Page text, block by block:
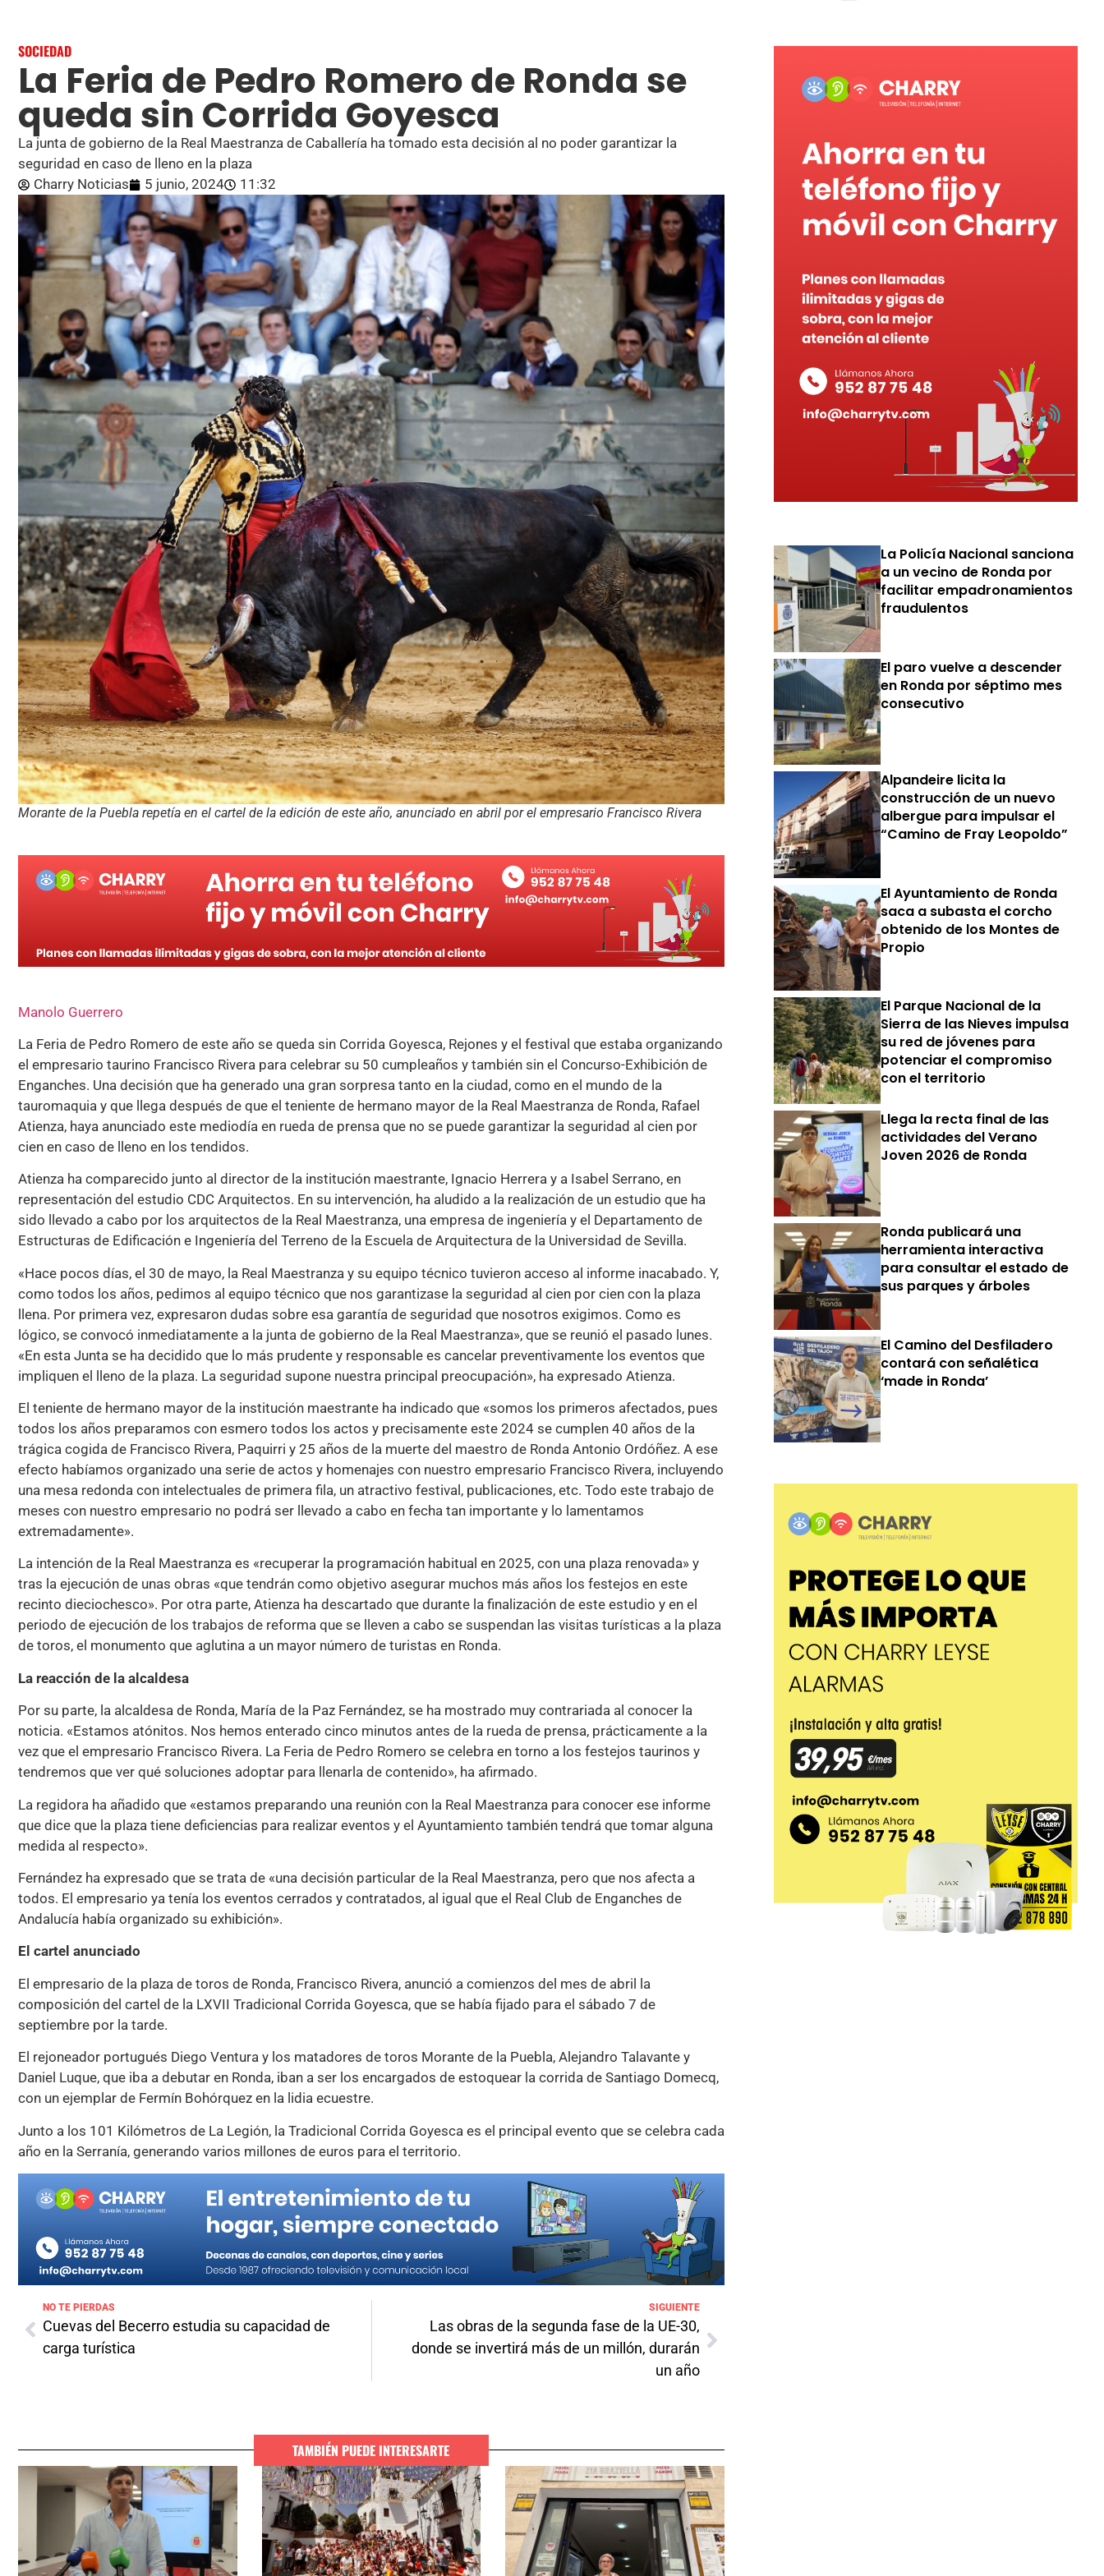
SOCIEDAD
La Feria de Pedro Romero de Ronda se
queda sin Corrida Goyesca
La junta de gobierno de la Real Maestranza de Caballería ha tomado esta decisión al no poder garantizar la
seguridad en caso de lleno en la plaza
Charry Noticias
5 junio, 2024 11:32
Morante de la Puebla repetía en el cartel de la edición de este año, anunciado en abril por el empresario Francisco Rivera
Manolo Guerrero
La Feria de Pedro Romero de este año se queda sin Corrida Goyesca, Rejones y el festival que estaba organizando
el empresario taurino Francisco Rivera para celebrar su 50 cumpleaños y también sin el Concurso-Exhibición de
Enganches. Una decisión que ha generado una gran sorpresa tanto en la ciudad, como en el mundo de la
tauromaquia y que llega después de que el teniente de hermano mayor de la Real Maestranza de Ronda, Rafael
Atienza, haya anunciado este mediodía en rueda de prensa que no se puede garantizar la seguridad al cien por
cien en caso de lleno en los tendidos.
Atienza ha comparecido junto al director de la institución maestrante, Ignacio Herrera y a Isabel Serrano, en
representación del estudio CDC Arquitectos. En su intervención, ha aludido a la realización de un estudio que ha
sido llevado a cabo por los arquitectos de la Real Maestranza, una empresa de ingeniería y el Departamento de
Estructuras de Edificación e Ingeniería del Terreno de la Escuela de Arquitectura de la Universidad de Sevilla.
«Hace pocos días, el 30 de mayo, la Real Maestranza y su equipo técnico tuvieron acceso al informe inacabado. Y,
como todos los años, pedimos al equipo técnico que nos garantizase la seguridad al cien por cien con la plaza
llena. Por primera vez, expresaron dudas sobre esa garantía de seguridad que nosotros exigimos. Como es
lógico, se convocó inmediatamente a la junta de gobierno de la Real Maestranza», que se reunió el pasado lunes.
«En esta Junta se ha decidido que lo más prudente y responsable es cancelar preventivamente los eventos que
impliquen el lleno de la plaza. La seguridad supone nuestra principal preocupación», ha expresado Atienza.
El teniente de hermano mayor de la institución maestrante ha indicado que «somos los primeros afectados, pues
todos los años preparamos con esmero todos los actos y precisamente este 2024 se cumplen 40 años de la
trágica cogida de Francisco Rivera, Paquirri y 25 años de la muerte del maestro de Ronda Antonio Ordóñez. A ese
efecto habíamos organizado una serie de actos y homenajes con nuestro empresario Francisco Rivera, incluyendo
una mesa redonda con intelectuales de primera fila, un atractivo festival, publicaciones, etc. Todo este trabajo de
meses con nuestro empresario no podrá ser llevado a cabo en fecha tan importante y lo lamentamos
extremadamente».
La intención de la Real Maestranza es «recuperar la programación habitual en 2025, con una plaza renovada» y
tras la ejecución de unas obras «que tendrán como objetivo asegurar muchos más años los festejos en este
recinto dieciochesco». Por otra parte, Atienza ha descartado que durante la finalización de este estudio y en el
periodo de ejecución de los trabajos de reforma que se lleven a cabo se suspendan las visitas turísticas a la plaza
de toros, el monumento que aglutina a un mayor número de turistas en Ronda.
La reacción de la alcaldesa
Por su parte, la alcaldesa de Ronda, María de la Paz Fernández, se ha mostrado muy contrariada al conocer la
noticia. «Estamos atónitos. Nos hemos enterado cinco minutos antes de la rueda de prensa, prácticamente a la
vez que el empresario Francisco Rivera. La Feria de Pedro Romero se celebra en torno a los festejos taurinos y
tendremos que ver qué soluciones adoptar para llenarla de contenido», ha afirmado.
La regidora ha añadido que «estamos preparando una reunión con la Real Maestranza para conocer ese informe
que dice que la plaza tiene deficiencias para realizar eventos y el Ayuntamiento también tendrá que tomar alguna
medida al respecto».
Fernández ha expresado que se trata de «una decisión particular de la Real Maestranza, pero que nos afecta a
todos. El empresario ya tenía los eventos cerrados y contratados, al igual que el Real Club de Enganches de
Andalucía había organizado su exhibición».
El cartel anunciado
El empresario de la plaza de toros de Ronda, Francisco Rivera, anunció a comienzos del mes de abril la
composición del cartel de la LXVII Tradicional Corrida Goyesca, que se había fijado para el sábado 7 de
septiembre por la tarde.
El rejoneador portugués Diego Ventura y los matadores de toros Morante de la Puebla, Alejandro Talavante y
Daniel Luque, que iba a debutar en Ronda, iban a ser los encargados de estoquear la corrida de Santiago Domecq,
con un ejemplar de Fermín Bohórquez en la lidia ecuestre.
Junto a los 101 Kilómetros de La Legión, la Tradicional Corrida Goyesca es el principal evento que se celebra cada
año en la Serranía, generando varios millones de euros para el territorio.
NO TE PIERDAS
Cuevas del Becerro estudia su capacidad de
carga turística
SIGUIENTE
Las obras de la segunda fase de la UE-30,
donde se invertirá más de un millón, durarán
un año
TAMBIÉN PUEDE INTERESARTE
La Policía Nacional sanciona
a un vecino de Ronda por
facilitar empadronamientos
fraudulentos
El paro vuelve a descender
en Ronda por séptimo mes
consecutivo
Alpandeire licita la
construcción de un nuevo
albergue para impulsar el
“Camino de Fray Leopoldo”
El Ayuntamiento de Ronda
saca a subasta el corcho
obtenido de los Montes de
Propio
El Parque Nacional de la
Sierra de las Nieves impulsa
su red de jóvenes para
potenciar el compromiso
con el territorio
Llega la recta final de las
actividades del Verano
Joven 2026 de Ronda
Ronda publicará una
herramienta interactiva
para consultar el estado de
sus parques y árboles
El Camino del Desfiladero
contará con señalética
‘made in Ronda’